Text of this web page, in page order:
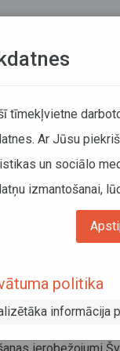
2024, 16:39
ierobežojumi
tīmekļvietne
Ar Jūsu
un sociālo
izmantošanai,
politika
informācija